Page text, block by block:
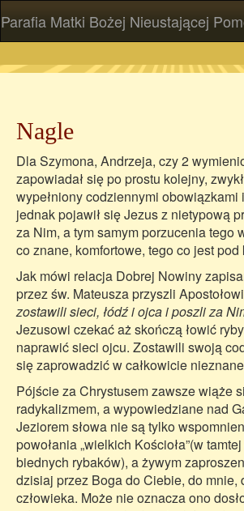
Parafia Matki Bożej Nieustającej
Nagle
Dla Szymona, Andrzeja, czy 2
zapowiadał się po prostu kolejny,
wypełniony codziennymi obowiązkami
jednak pojawił się Jezus z nietypową
za Nim, a tym samym porzucenia tego
co znane, komfortowe, tego co jest pod
Jak mówi relacja Dobrej Nowiny
przez św. Mateusza przyszli
zostawili sieci, łódź i ojca i poszli za
Jezusowi czekać aż skończą łowić
naprawić sieci ojcu. Zostawili swoją
się zaprowadzić w całkowicie
Pójście za Chrystusem zawsze wiąże
radykalizmem, a wypowiedziane nad
Jeziorem słowa nie są tylko
powołania „wielkich Kościoła”(w
biednych rybaków), a żywym
dzisiaj przez Boga do Ciebie, do mnie,
człowieka. Może nie oznacza ono